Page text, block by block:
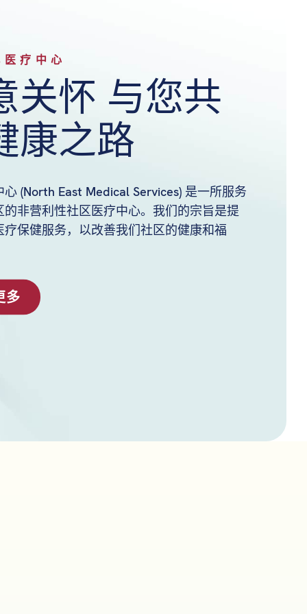
疗中心
关怀 与您共
康之路
心 (North East Medical Services) 是一所服务
的非营利性社区医疗中心。我们的宗旨是提
疗保健服务，以改善我们社区的健康和福
多